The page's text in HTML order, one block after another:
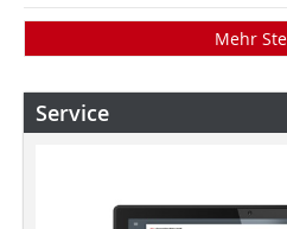
Mehr
Service